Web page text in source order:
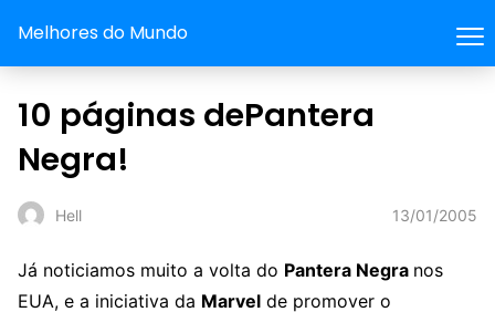
Melhores do Mundo
10 páginas dePantera
Negra!
Hell 13/01/2005
Já noticiamos muito a volta do Pantera Negra nos
EUA, e a iniciativa da Marvel de promover o